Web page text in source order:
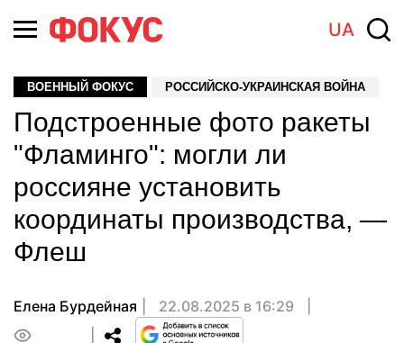
UA
ВОЕННЫЙ ФОКУС РОССИЙСКО-УКРАИНСКАЯ ВОЙНА
Подстроенные фото ракеты
"Фламинго": могли ли
россияне установить
координаты производства, —
Флеш
Елена Бурдейная
22.08.2025 в 16:29